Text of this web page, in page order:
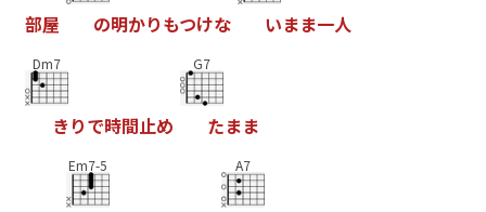
部屋 の明かりもつけな いまま一人
Dm7
き りで時間止め
G7
たまま
Em7-5 A7